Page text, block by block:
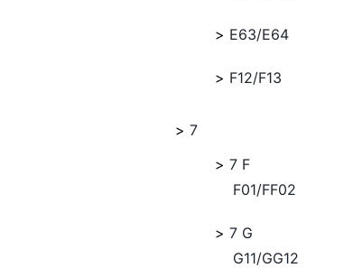
E63/E64
F12/F13
7
7 F
F01/FF02
7 G
G11/GG12